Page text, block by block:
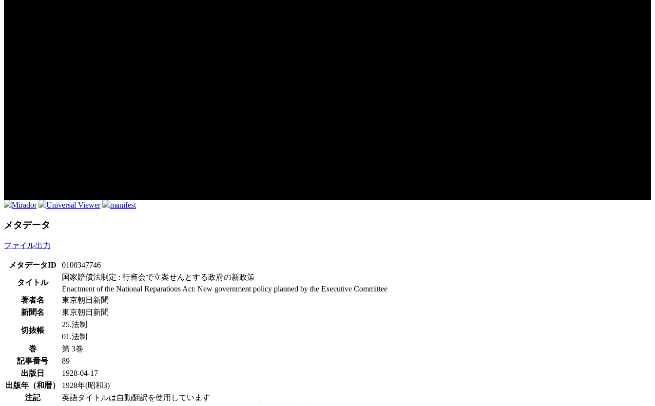
Mirador Universal Viewer manifest
メタデータ
ファイル出力
メタデータID 0100347746
タイトル
国家賠償法制定 : 行審会で立案せんとする政府の新政策
Enactment of the National Reparations Act: New government policy planned by the Executive Committee
著者名
東京朝日新聞
新聞名
東京朝日新聞
切抜帳
25.法制
01.法制
巻
第 3巻
記事番号
89
出版日
1928-04-17
出版年（和暦）
1928年(昭和3)
注記
英語タイトルは自動翻訳を使用しています